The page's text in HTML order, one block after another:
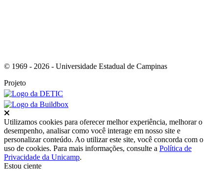
© 1969 - 2026 - Universidade Estadual de Campinas
Projeto
Utilizamos cookies para oferecer melhor experiência, melhorar o
desempenho, analisar como você interage em nosso site e
personalizar conteúdo. Ao utilizar este site, você concorda com o
uso de cookies. Para mais informações, consulte a Política de
Privacidade da Unicamp.
Estou ciente